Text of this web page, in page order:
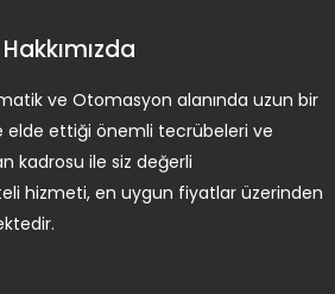
Hakkımızda
ve Otomasyon alanında uzun bir
elde ettiği önemli tecrübeleri ve
kadrosu ile siz değerli
hizmeti, en uygun fiyatlar üzerinden